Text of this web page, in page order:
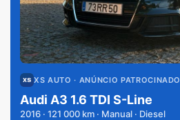
XS AUTO · ANÚNCIO PATROCINADO
Audi A3 1.6 TDI S-Line
2016 · 121 000 km · Manual · Diesel